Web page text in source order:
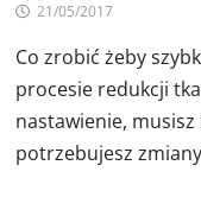
21/05/2017
Co zrobić żeby
procesie redukcji
nastawienie,
potrzebujesz